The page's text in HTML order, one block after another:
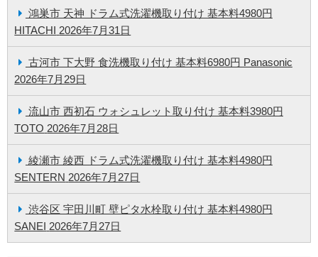
鴻巣市 天神 ドラム式洗濯機取り付け 基本料4980円
HITACHI 2026年7月31日
古河市 下大野 食洗機取り付け 基本料6980円 Panasonic
2026年7月29日
流山市 西初石 ウォシュレット取り付け 基本料3980円
TOTO 2026年7月28日
綾瀬市 綾西 ドラム式洗濯機取り付け 基本料4980円
SENTERN 2026年7月27日
渋谷区 宇田川町 壁ピタ水栓取り付け 基本料4980円
SANEI 2026年7月27日